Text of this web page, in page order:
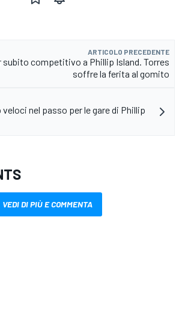
ARTICOLO PRECEDENTE
subito competitivo a Phillip Island. Torres
soffre la ferita al gomito
veloci nel passo per le gare di Phillip
VEDI DI PIÙ E COMMENTA